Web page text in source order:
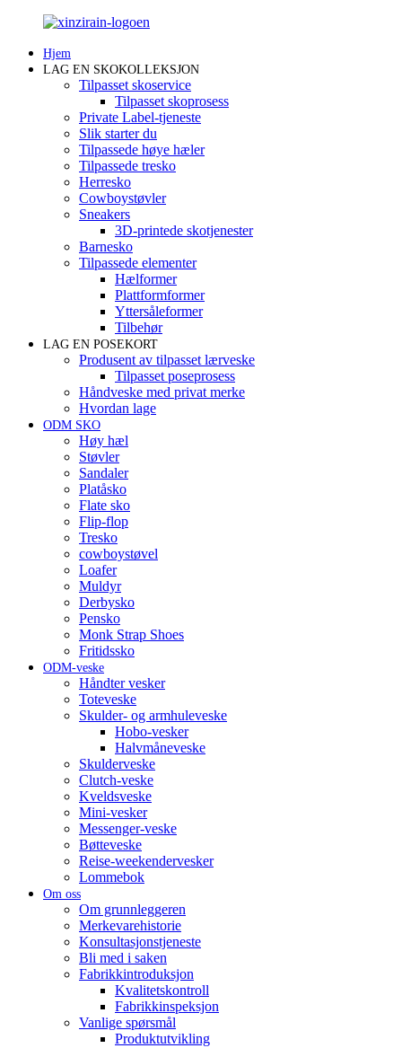
Hjem
LAG EN SKOKOLLEKSJON
Tilpasset skoservice
Tilpasset skoprosess
Private Label-tjeneste
Slik starter du
Tilpassede høye hæler
Tilpassede tresko
Herresko
Cowboystøvler
Sneakers
3D-printede skotjenester
Barnesko
Tilpassede elementer
Hælformer
Plattformformer
Yttersåleformer
Tilbehør
LAG EN POSEKORT
Produsent av tilpasset lærveske
Tilpasset poseprosess
Håndveske med privat merke
Hvordan lage
ODM SKO
Høy hæl
Støvler
Sandaler
Platåsko
Flate sko
Flip-flop
Tresko
cowboystøvel
Loafer
Muldyr
Derbysko
Pensko
Monk Strap Shoes
Fritidssko
ODM-veske
Håndter vesker
Toteveske
Skulder- og armhuleveske
Hobo-vesker
Halvmåneveske
Skulderveske
Clutch-veske
Kveldsveske
Mini-vesker
Messenger-veske
Bøtteveske
Reise-weekendervesker
Lommebok
Om oss
Om grunnleggeren
Merkevarehistorie
Konsultasjonstjeneste
Bli med i saken
Fabrikkintroduksjon
Kvalitetskontroll
Fabrikkinspeksjon
Vanlige spørsmål
Produktutvikling